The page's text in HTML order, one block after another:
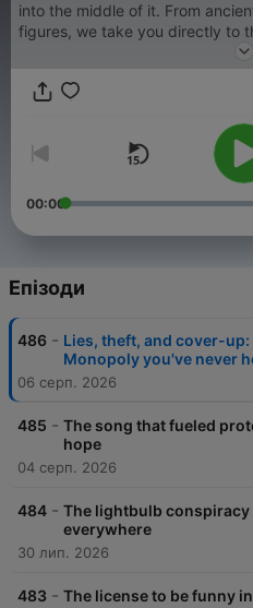
into the middle of it. From
figures, we take you directly to
is hosted by
get perks for over 25 NPR
listening for Throughline.
00:00
Епізоди
486 - Lies, theft, and cover-
Monopoly you've never
06 серп. 2026
485 - The song that fueled
hope
04 серп. 2026
484 - The lightbulb conspiracy
everywhere
30 лип. 2026
483 - The license to be funny